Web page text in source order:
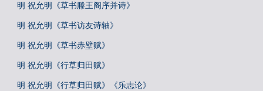
明 祝允明《草书滕王阁序并诗》
明 祝允明《草书访友诗轴》
明 祝允明《草书赤壁赋》
明 祝允明《行草归田赋》
明 祝允明《行草归田赋》《乐志论》